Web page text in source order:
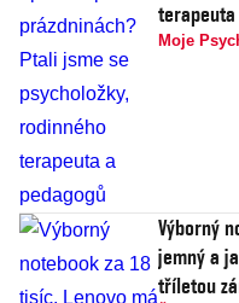
terapeuta
Moje
Výborný
jemný a
tříletou